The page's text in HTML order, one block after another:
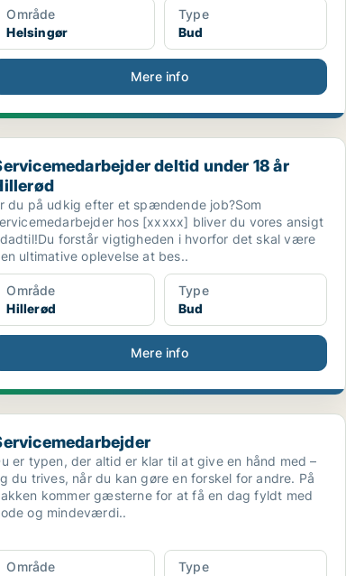
Område
Helsingør
Type
Bud
Mere info
deltid under 18 år Hillerød
deltid under 18 år
du på udkig efter et spændende job?Som
hos [xxxxx] bliver du vores ansigt
forstår vigtigheden i hvorfor det skal være
ultimative oplevelse at bes..
Område
Hillerød
Type
Bud
Mere info
er typen, der altid er klar til at give en hånd med –
du trives, når du kan gøre en forskel for andre. På
kommer gæsterne for at få en dag fyldt med
og mindeværdi..
Område
Type